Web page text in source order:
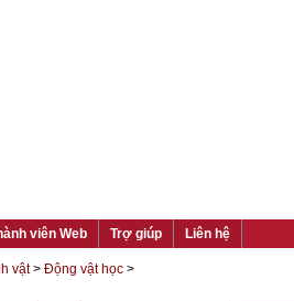
viên Web Trợ giúp Liên hệ
vật> Động vật học >